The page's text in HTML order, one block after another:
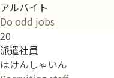
アルバイト
Do odd jobs
20
派遣社員
はけんしゃいん